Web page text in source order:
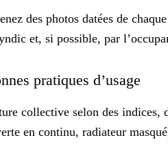
des photos datées de
et, si possible, par
pratiques d’usage
collective selon des indices,
en continu, radiateur